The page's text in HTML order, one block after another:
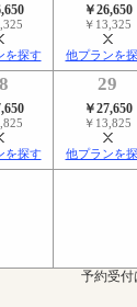
を探す
￥26,650
￥13,325
他プランを
を探す
29
￥27,650
￥13,825
他プランを
予約受付